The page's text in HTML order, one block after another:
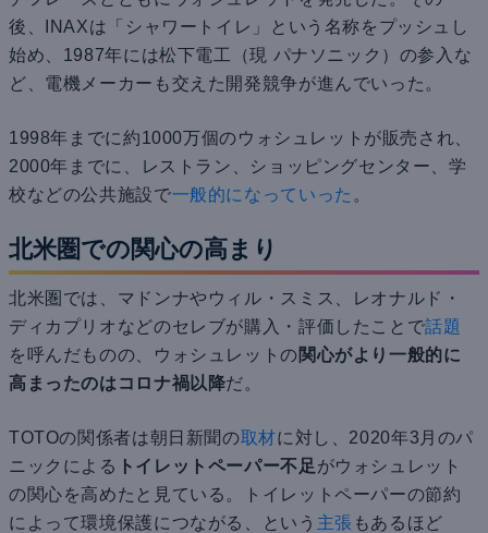
後、INAXは「シャワートイレ」という名称をプッシュし
始め、1987年には松下電工（現 パナソニック）の参入な
ど、電機メーカーも交えた開発競争が進んでいった。
1998年までに約1000万個のウォシュレットが販売され、
2000年までに、レストラン、ショッピングセンター、学
校などの公共施設で一般的になっていった 。
北米圏での関心の高まり
北米圏では、マドンナやウィル・スミス、レオナルド・
ディカプリオなどのセレブが購入・評価したことで話題
を呼んだものの、ウォシュレットの関心がより一般的に
高まったのはコロナ禍以降だ。
TOTOの関係者は朝日新聞の取材に対し、2020年3月のパ
ニックによる
トイレットペーパー不足 がウォシュレット
の関心を高めたと見ている。トイレットペーパーの節約
によって環境保護につながる、という 主張 もあるほど